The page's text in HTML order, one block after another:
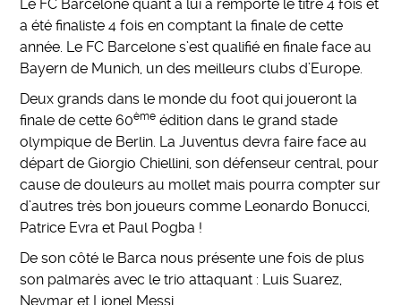
Le FC Barcelone quant à lui a remporté le titre 4 fois et
a été finaliste 4 fois en comptant la finale de cette
année. Le FC Barcelone s’est qualifié en finale face au
Bayern de Munich, un des meilleurs clubs d’Europe.
Deux grands dans le monde du foot qui joueront la
finale de cette 60ème édition dans le grand stade
olympique de Berlin. La Juventus devra faire face au
départ de Giorgio Chiellini, son défenseur central, pour
cause de douleurs au mollet mais pourra compter sur
d’autres très bon joueurs comme Leonardo Bonucci,
Patrice Evra et Paul Pogba !
De son côté le Barca nous présente une fois de plus
son palmarès avec le trio attaquant : Luis Suarez,
Neymar et Lionel Messi.